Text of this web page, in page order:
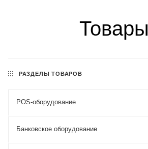
Товары
РАЗДЕЛЫ ТОВАРОВ
POS-оборудование
Банковское оборудование